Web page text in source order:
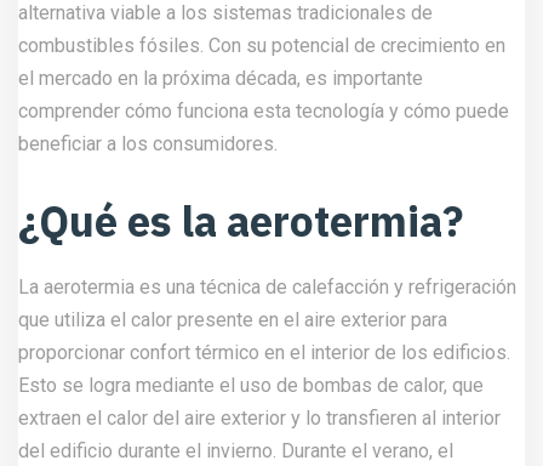
alternativa viable a los sistemas tradicionales de
combustibles fósiles. Con su potencial de crecimiento en
el mercado en la próxima década, es importante
comprender cómo funciona esta tecnología y cómo puede
beneficiar a los consumidores.
¿Qué es la aerotermia?
La aerotermia es una técnica de calefacción y refrigeración
que utiliza el calor presente en el aire exterior para
proporcionar confort térmico en el interior de los edificios.
Esto se logra mediante el uso de bombas de calor, que
extraen el calor del aire exterior y lo transfieren al interior
del edificio durante el invierno. Durante el verano, el